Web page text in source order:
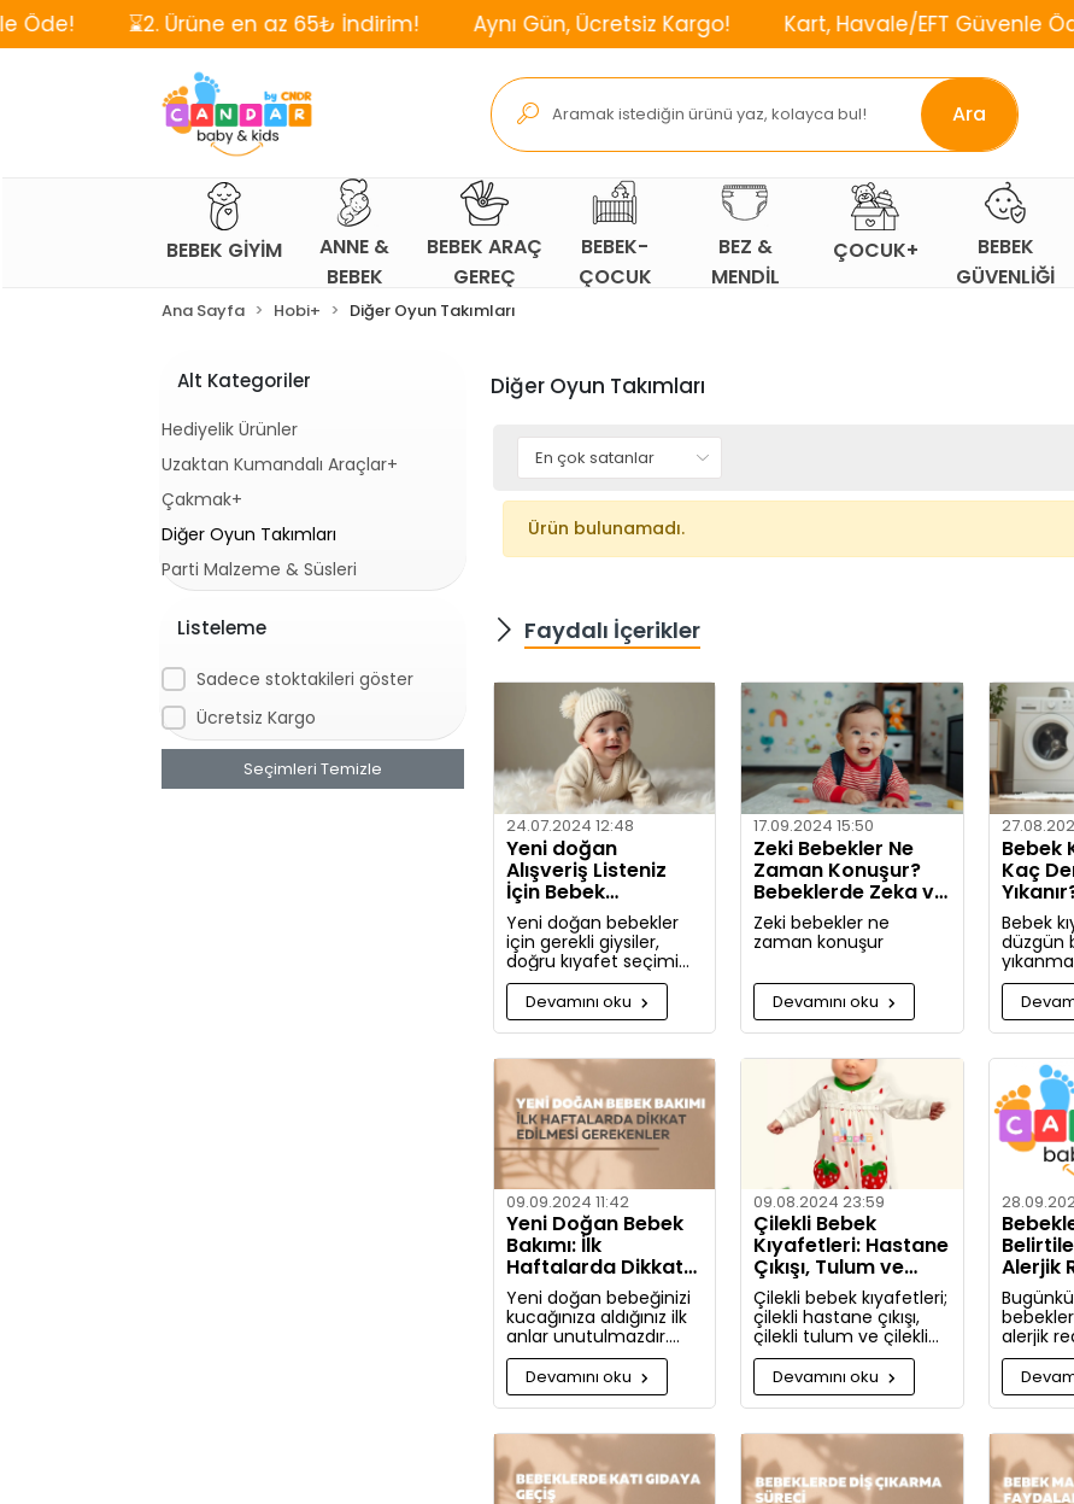
⌛2. Ürüne en az 65₺ İndirim! Aynı Gün, Ücretsiz Kargo! Kart, Havale/EFT Güvenle Öde!
Ara
BEBEK GİYİM
ANNE &
BEBEK
BEBEK ARAÇ
GEREÇ
BEBEK-
ÇOCUK
BEZ &
MENDİL
ÇOCUK+
BEBEK
GÜVENLİĞİ
Ana Sayfa Hobi+ Diğer Oyun Takımları
Alt Kategoriler
Hediyelik Ürünler
Uzaktan Kumandalı Araçlar+
Çakmak+
Diğer Oyun Takımları
Parti Malzeme & Süsleri
Listeleme
Sadece stoktakileri göster
Ücretsiz Kargo
Seçimleri Temizle
Diğer Oyun Takımları
Ürün bulunamadı.
Faydalı İçerikler
24.07.2024 12:48
Yeni doğan
Alışveriş Listeniz
İçin Bebek
Kıyafetleri Nelerdir?
Yeni doğan bebekler
için gerekli giysiler,
doğru kıyafet seçimi
ve alışveriş zamanı
hakkında kapsamlı
bilgiler ve tavsiyeler.
Devamını oku
17.09.2024 15:50
Zeki Bebekler Ne
Zaman Konuşur?
Bebeklerde Zeka ve
Dil Gelişimi
Zeki bebekler ne
zaman konuşur
Devamını oku
Bebek
Kaç
Bebek
düzgün
hassas
için
Bu
hangi
09.09.2024 11:42
Yeni Doğan Bebek
Bakımı: İlk
Haftalarda Dikkat
Edilmesi Gerekenler
Yeni doğan bebeğinizi
kucağınıza aldığınız ilk
anlar unutulmazdır.
İşte yeni doğan bebek
bakımında dikkat
etmeniz gerekenler:
Devamını oku
09.08.2024 23:59
Çilekli Bebek
Kıyafetleri: Hastane
Çıkışı, Tulum ve
Takım Seçenekleri
Çilekli bebek kıyafetleri;
çilekli hastane çıkışı,
çilekli tulum ve çilekli
takım gibi seçeneklerle
bebeğinize tatlılık
katıyor. Kız ve erkek
bebekler için özel
tasarlanmış, organik
pamuktan üretilmiş şık
ve rahat kıyafetleri
keşfedin.
Devamını oku
Alerjik
ve
alerjik
nelerdir
nasıl
Artık
bilgili